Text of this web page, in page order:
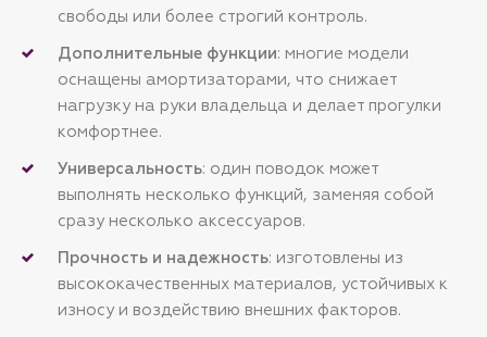
свободы или более строгий контроль.
Дополнительные функции: многие модели
оснащены амортизаторами, что снижает
нагрузку на руки владельца и делает прогулки
комфортнее.
Универсальность: один поводок может
выполнять несколько функций, заменяя собой
сразу несколько аксессуаров.
Прочность и надежность: изготовлены из
высококачественных материалов, устойчивых к
износу и воздействию внешних факторов.